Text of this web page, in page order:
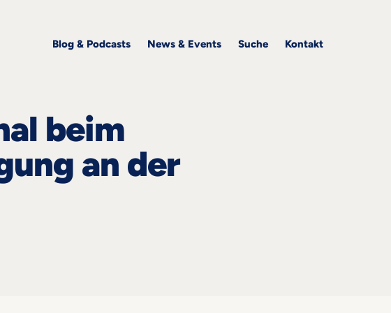
Blog & Podcasts News & Events Suche Kontakt
beim
an der